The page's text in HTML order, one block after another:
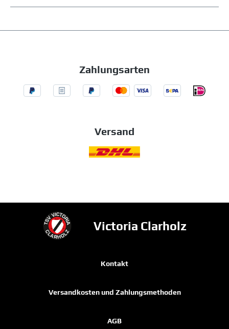
Zahlungsarten
Versand
Victoria Clarholz
Kontakt
Versandkosten und Zahlungsmethoden
AGB